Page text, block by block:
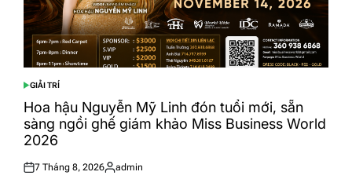
POSTED
IN
GIẢI TRÍ
Hoa hậu Nguyễn Mỹ Linh đón tuổi mới, sẵn
sàng ngồi ghế giám khảo Miss Business World
2026
Posted
7 Tháng 8, 2026
Posted
admin